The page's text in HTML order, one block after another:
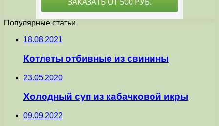
Популярные статьи
18.08.2021
Котлеты отбивные из свинины
23.05.2020
Холодный суп из кабачковой икры
09.09.2022